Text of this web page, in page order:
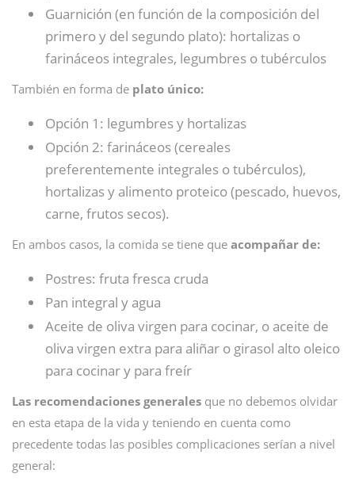
Guarnición (en función de la composición del
primero y del segundo plato): hortalizas o
farináceos integrales, legumbres o tubérculos
También en forma de plato único:
Opción 1: legumbres y hortalizas
Opción 2: farináceos (cereales
preferentemente integrales o tubérculos),
hortalizas y alimento proteico (pescado, huevos,
carne, frutos secos).
En ambos casos, la comida se tiene que acompañar de:
Postres: fruta fresca cruda
Pan integral y agua
Aceite de oliva virgen para cocinar, o aceite de
oliva virgen extra para aliñar o girasol alto oleico
para cocinar y para freír
Las recomendaciones generales que no debemos olvidar
en esta etapa de la vida y teniendo en cuenta como
precedente todas las posibles complicaciones serían a nivel
general: